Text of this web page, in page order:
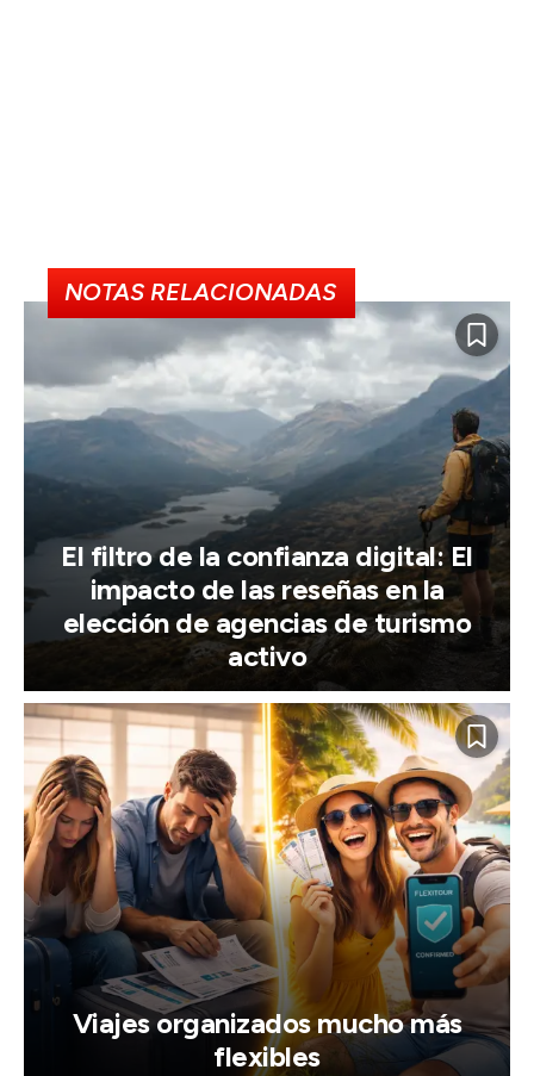
NOTAS RELACIONADAS
El filtro de la confianza digital: El
impacto de las reseñas en la
elección de agencias de turismo
activo
Viajes organizados mucho más
flexibles